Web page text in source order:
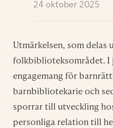
24 oktober 2025
Utmärkelsen, som
folkbiblioteksområdet. ​I
engagemang för
barnbibliotekarie och
sporrar till utveckling
personliga relation till